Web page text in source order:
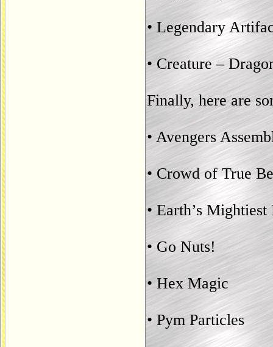
• Legendary
• Creature –
Finally, here are
• Avengers
• Crowd of True
• Earth’s Mightiest
• Go Nuts!
• Hex Magic
• Pym Particles